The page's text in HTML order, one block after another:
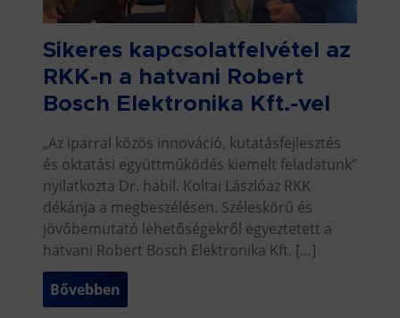
Sikeres kapcsolatfelvétel az
RKK-n a hatvani Robert
Bosch Elektronika Kft.-vel
„Az iparral közös innováció, kutatásfejlesztés
és oktatási együttműködés kiemelt feladatunk”
nyilatkozta Dr. habil. Koltai Lászlóaz RKK
dékánja a megbeszélésen. Széleskörű és
jövőbemutató lehetőségekről egyeztetett a
hatvani Robert Bosch Elektronika Kft. […]
Bővebben